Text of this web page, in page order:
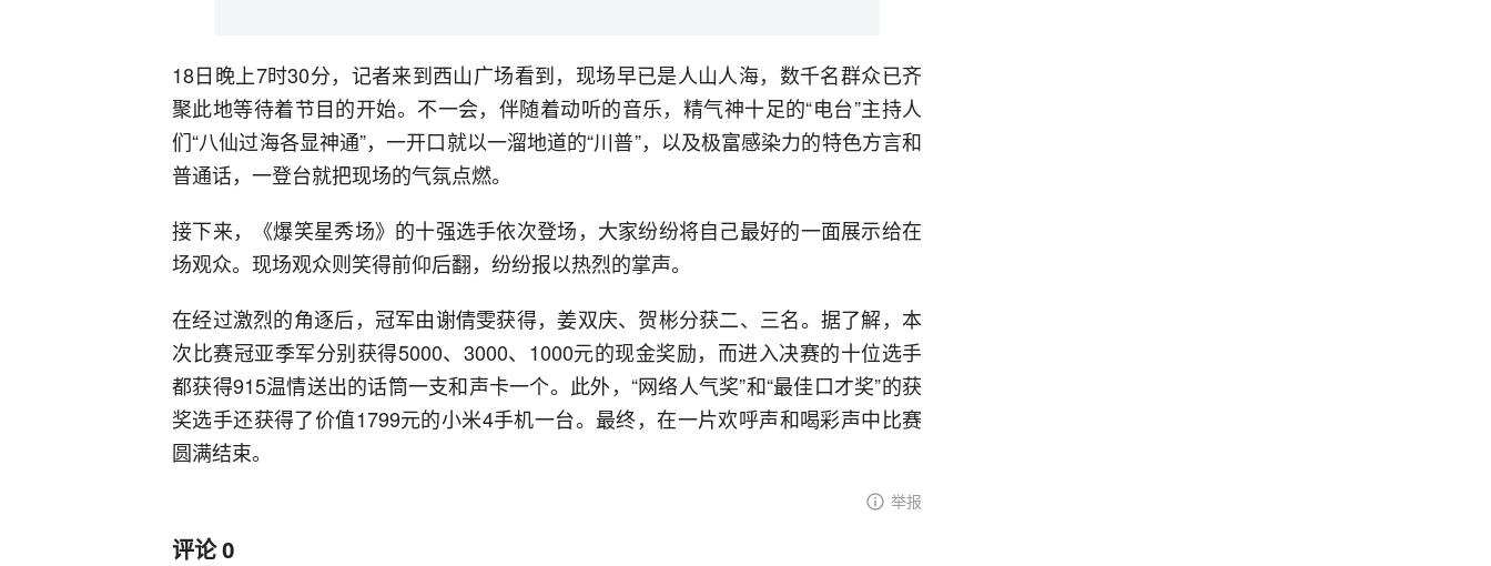
18日晚上7时30分，记者来到西山广场看到，现场早已是人山人海，数千名群众已齐
聚此地等待着节目的开始。不一会，伴随着动听的音乐，精气神十足的“电台”主持人
们“八仙过海各显神通”，一开口就以一溜地道的“川普”，以及极富感染力的特色方言和
普通话，一登台就把现场的气氛点燃。
接下来，《爆笑星秀场》的十强选手依次登场，大家纷纷将自己最好的一面展示给在
场观众。现场观众则笑得前仰后翻，纷纷报以热烈的掌声。
在经过激烈的角逐后，冠军由谢倩雯获得，姜双庆、贺彬分获二、三名。据了解，本
次比赛冠亚季军分别获得5000、3000、1000元的现金奖励，而进入决赛的十位选手
都获得915温情送出的话筒一支和声卡一个。此外，“网络人气奖”和“最佳口才奖”的获
奖选手还获得了价值1799元的小米4手机一台。最终，在一片欢呼声和喝彩声中比赛
圆满结束。
举报
评论0